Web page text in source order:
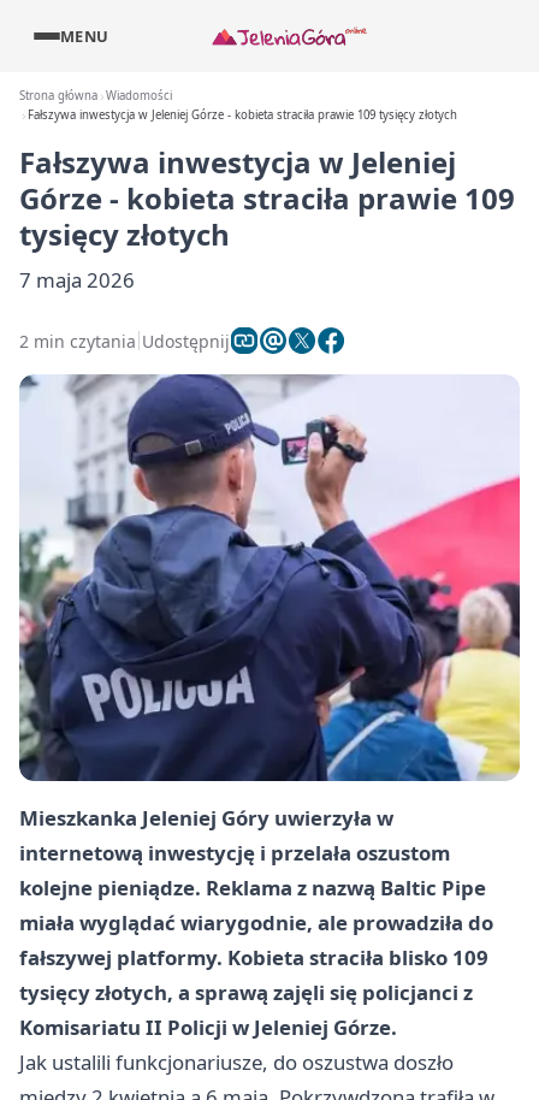
MENU
Strona główna Wiadomości
Fałszywa inwestycja w Jeleniej Górze - kobieta straciła prawie 109 tysięcy złotych
Fałszywa inwestycja w Jeleniej
Górze - kobieta straciła prawie 109
tysięcy złotych
7 maja 2026
2 min czytania Udostępnij
Mieszkanka Jeleniej Góry uwierzyła w
internetową inwestycję i przelała oszustom
kolejne pieniądze. Reklama z nazwą Baltic Pipe
miała wyglądać wiarygodnie, ale prowadziła do
fałszywej platformy. Kobieta straciła blisko 109
tysięcy złotych, a sprawą zajęli się policjanci z
Komisariatu II Policji w Jeleniej Górze.
Jak ustalili funkcjonariusze, do oszustwa doszło